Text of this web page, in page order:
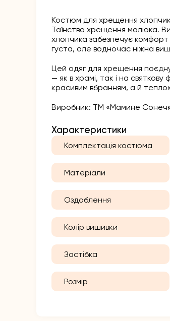
Костюм для хрещення
Таїнство хрещення малюка.
хлопчика забезпечує комфорт
густа, але водночас ніжна
Цей одяг для хрещення
— як в храмі, так і на
красивим вбранням, а й
Виробник: ТМ «Мамине
Характеристики
Комплектація костюма
Матеріали
Оздоблення
Колір вишивки
Застібка
Розмір